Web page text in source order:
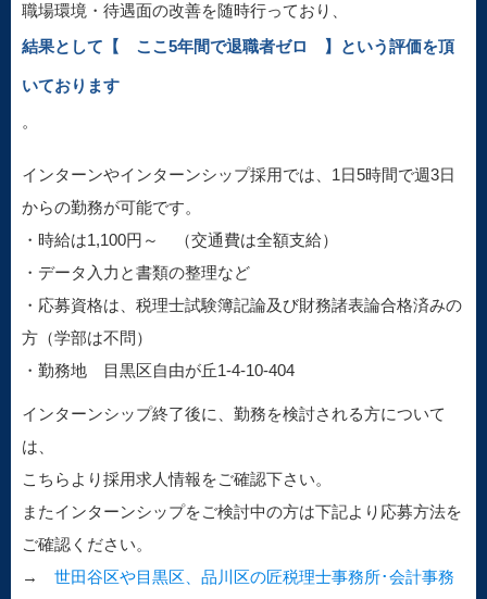
職場環境・待遇面の改善を随時行っており、
結果として【 ここ5年間で退職者ゼロ 】という評価を頂
いております
。
インターンやインターンシップ採用では、1日5時間で週3日
からの勤務が可能です。
・時給は1,100円～ （交通費は全額支給）
・データ入力と書類の整理など
・応募資格は、税理士試験簿記論及び財務諸表論合格済みの
方（学部は不問）
・勤務地 目黒区自由が丘1-4-10-404
インターンシップ終了後に、勤務を検討される方について
は、
こちらより採用求人情報をご確認下さい。
またインターンシップをご検討中の方は下記より応募方法を
ご確認ください。
→ 世田谷区や目黒区、品川区の匠税理士事務所･会計事務